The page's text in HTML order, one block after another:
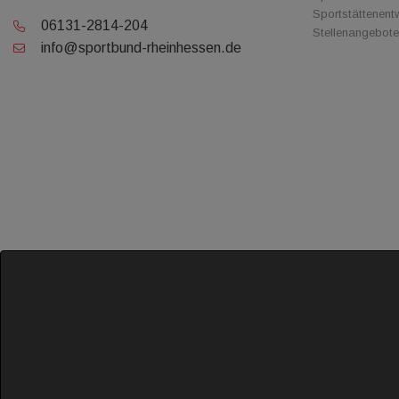
06131-2814-204
info@sportbund-rheinhessen.de
Stellenangebote